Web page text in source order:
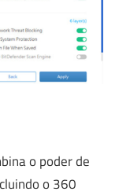
o poder de
o 360